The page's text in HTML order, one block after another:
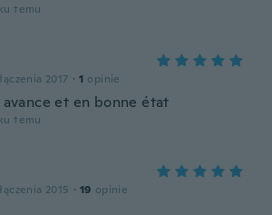
temu
2017 · 1 opinie
et en bonne état
temu
2015 · 19 opinie